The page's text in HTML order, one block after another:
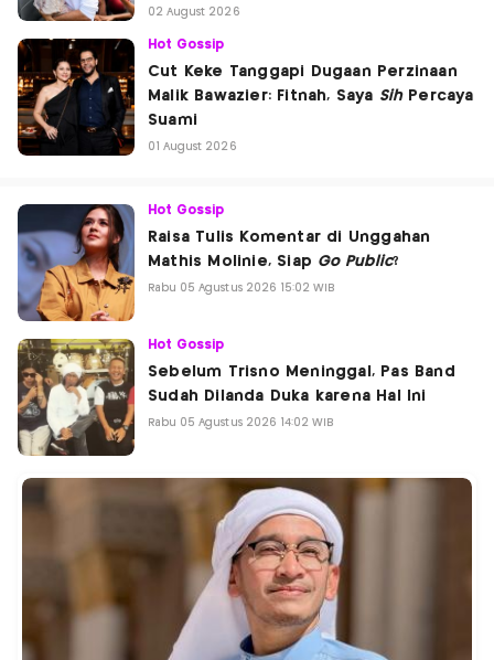
02 August 2026
Hot Gossip
Cut Keke Tanggapi Dugaan Perzinaan
Malik Bawazier: Fitnah, Saya SihPercaya
Suami
01 August 2026
Hot Gossip
Raisa Tulis Komentar di Unggahan
Mathis Molinie, Siap Go Public?
Rabu 05 Agustus 2026 15:02 WIB
Hot Gossip
Sebelum Trisno Meninggal, Pas Band
Sudah Dilanda Duka karena Hal Ini
Rabu 05 Agustus 2026 14:02 WIB